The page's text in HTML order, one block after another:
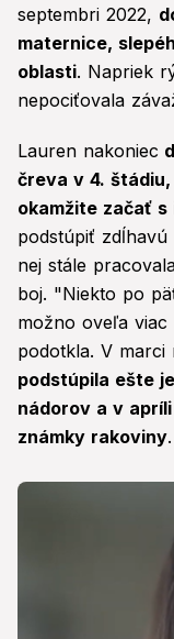
septembri 2022,
maternice,
oblasti. Napriek
nepociťovala
Lauren nakoniec
čreva v 4. štádiu,
okamžite začať
podstúpiť zdĺhavú
nej stále
boj. "Niekto po
možno oveľa
podotkla. V marci
podstúpila ešte
nádorov a v
známky rakoviny.